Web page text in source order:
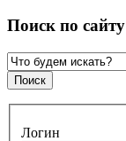
Поиск по сайту
Логин